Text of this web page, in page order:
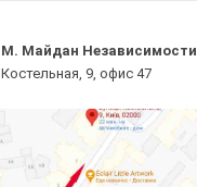
M. Майдан Независимости
Костельная, 9, офис 47